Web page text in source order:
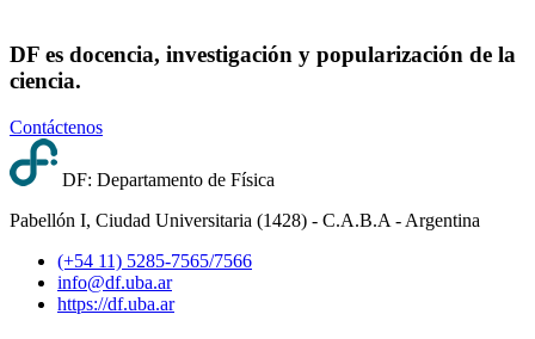
DF es docencia, investigación y popularización de la
ciencia.
Contáctenos
DF: Departamento de Física
Pabellón I, Ciudad Universitaria (1428) - C.A.B.A - Argentina
(+54 11) 5285-7565/7566
info@df.uba.ar
https://df.uba.ar